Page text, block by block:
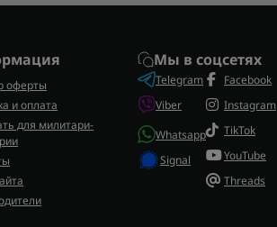
оферты
и оплата
для милитари-
Мы в соцсетях
Telegram
Viber
Whatsapp
Signal
Facebook
Instagram
TikTok
YouTube
Threads